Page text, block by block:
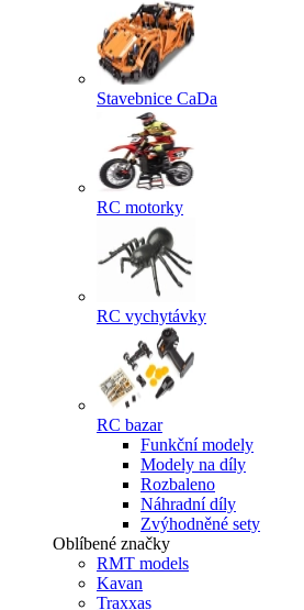
Stavebnice CaDa
RC motorky
RC vychytávky
RC bazar
Funkční modely
Modely na díly
Rozbaleno
Náhradní díly
Zvýhodněné sety
Oblíbené značky
RMT models
Kavan
Traxxas